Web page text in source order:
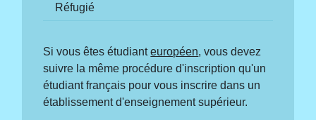
Réfugié
Si vous êtes étudianteuropéen, vous devez
suivre la même procédure d'inscription qu'un
étudiant français pour vous inscrire dans un
établissement d'enseignement supérieur.